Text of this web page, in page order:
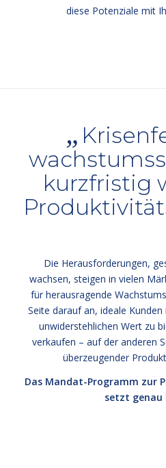
diese Potenziale mit
„
kurzfristig
Die Herausforderungen,
wachsen, steigen in vielen
für herausragende
Seite darauf an, ideale
unwiderstehlichen Wert zu
verkaufen – auf der anderen
überzeugender
Das Mandat-Programm zur
setzt genau